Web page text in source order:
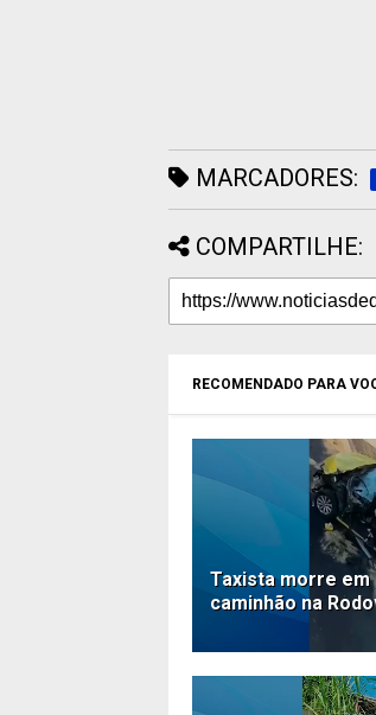
MARCADORES:
COMPARTILHE:
RECOMENDADO PARA
Taxista morre em
caminhão na